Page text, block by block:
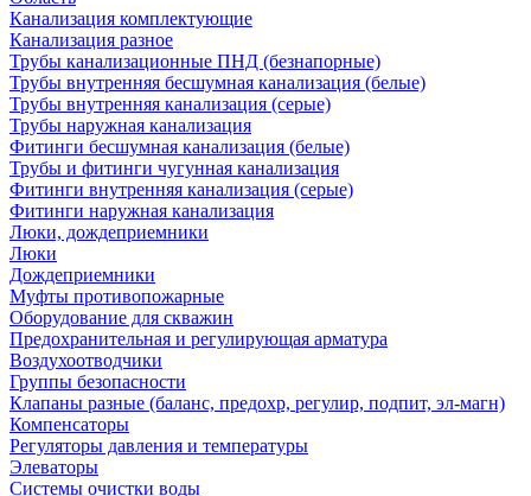
Канализация комплектующие
Канализация разное
Трубы канализационные ПНД (безнапорные)
Трубы внутренняя бесшумная канализация (белые)
Трубы внутренняя канализация (серые)
Трубы наружная канализация
Фитинги бесшумная канализация (белые)
Трубы и фитинги чугунная канализация
Фитинги внутренняя канализация (серые)
Фитинги наружная канализация
Люки, дождеприемники
Люки
Дождеприемники
Муфты противопожарные
Оборудование для скважин
Предохранительная и регулирующая арматура
Воздухоотводчики
Группы безопасности
Клапаны разные (баланс, предохр, регулир, подпит, эл-магн)
Компенсаторы
Регуляторы давления и температуры
Элеваторы
Системы очистки воды